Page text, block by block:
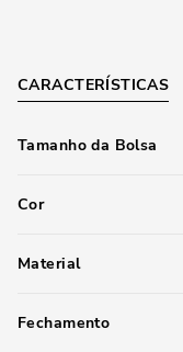
CARACTERÍSTICAS
Tamanho da Bolsa
Cor
Material
Fechamento